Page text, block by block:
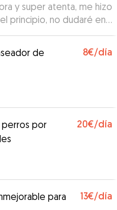
y super atenta, me hizo
principio, no dudaré en
cuando lo
de
8€/día
por
20€/día
para
13€/día